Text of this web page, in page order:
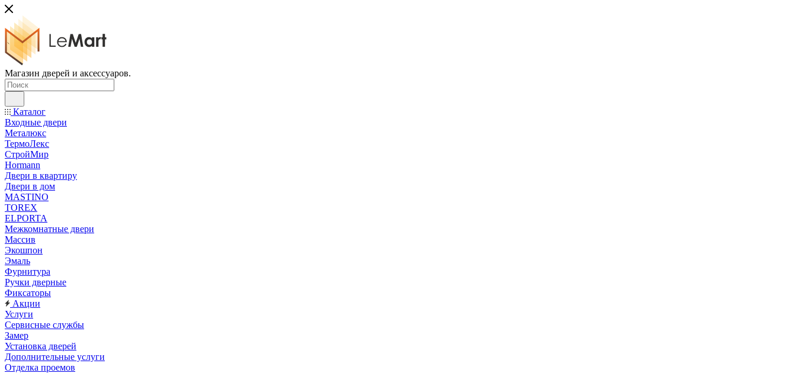
Магазин дверей и аксессуаров.
Каталог
Входные двери
Металюкс
ТермоЛекс
СтройМир
Hormann
Двери в квартиру
Двери в дом
MASTINO
TOREX
ELPORTA
Межкомнатные двери
Массив
Экошпон
Эмаль
Фурнитура
Ручки дверные
Фиксаторы
Акции
Услуги
Сервисные службы
Замер
Установка дверей
Дополнительные услуги
Отделка проемов